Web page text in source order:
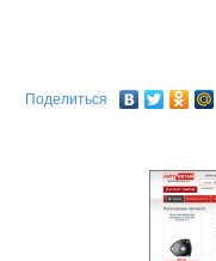
Поделиться